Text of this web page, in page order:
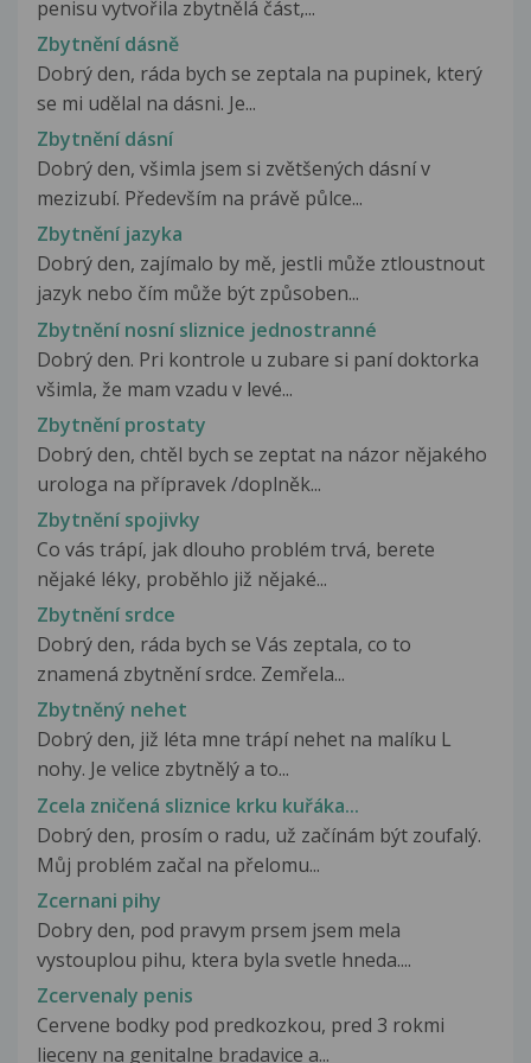
penisu vytvořila zbytnělá část,...
Zbytnění dásně
Dobrý den, ráda bych se zeptala na pupinek, který
se mi udělal na dásni. Je...
Zbytnění dásní
Dobrý den, všimla jsem si zvětšených dásní v
mezizubí. Především na právě půlce...
Zbytnění jazyka
Dobrý den, zajímalo by mě, jestli může ztloustnout
jazyk nebo čím může být způsoben...
Zbytnění nosní sliznice jednostranné
Dobrý den. Pri kontrole u zubare si paní doktorka
všimla, že mam vzadu v levé...
Zbytnění prostaty
Dobrý den, chtěl bych se zeptat na názor nějakého
urologa na přípravek /doplněk...
Zbytnění spojivky
Co vás trápí, jak dlouho problém trvá, berete
nějaké léky, proběhlo již nějaké...
Zbytnění srdce
Dobrý den, ráda bych se Vás zeptala, co to
znamená zbytnění srdce. Zemřela...
Zbytněný nehet
Dobrý den, již léta mne trápí nehet na malíku L
nohy. Je velice zbytnělý a to...
Zcela zničená sliznice krku kuřáka...
Dobrý den, prosím o radu, už začínám být zoufalý.
Můj problém začal na přelomu...
Zcernani pihy
Dobry den, pod pravym prsem jsem mela
vystouplou pihu, ktera byla svetle hneda....
Zcervenaly penis
Cervene bodky pod predkozkou, pred 3 rokmi
lieceny na genitalne bradavice a...